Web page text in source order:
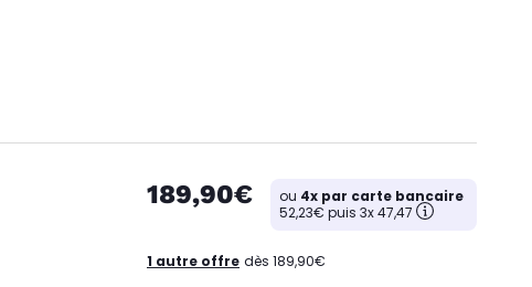
189,90€ ou 4x par carte bancaire
52,23€ puis 3x 47,47
1 autre offre dès 189,90€